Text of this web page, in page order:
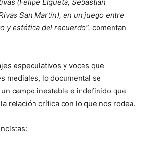
(Felipe Elgueta, Sebastián
San Martín), en un juego entre
y estética del recuerdo”. comentan
especulativos y voces que
mediales, lo documental se
campo inestable e indefinido que
relación crítica con lo que nos rodea.